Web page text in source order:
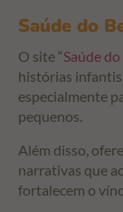
Saúde do
O site “Saúde
histórias infantis
especialmente
pequenos.
Além disso,
narrativas que
fortalecem o